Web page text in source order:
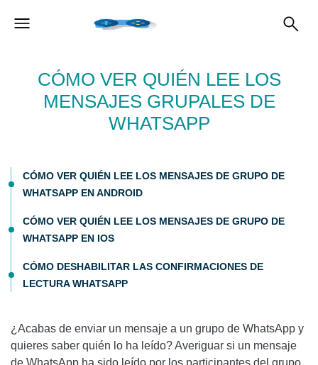
CÓMO VER QUIÉN LEE LOS
MENSAJES GRUPALES DE
WHATSAPP
CÓMO VER QUIÉN LEE LOS MENSAJES DE GRUPO DE
WHATSAPP EN ANDROID
CÓMO VER QUIÉN LEE LOS MENSAJES DE GRUPO DE
WHATSAPP EN IOS
CÓMO DESHABILITAR LAS CONFIRMACIONES DE
LECTURA WHATSAPP
¿Acabas de enviar un mensaje a un grupo de WhatsApp y
quieres saber quién lo ha leído? Averiguar si un mensaje
de WhatsApp ha sido leído por los participantes del grupo